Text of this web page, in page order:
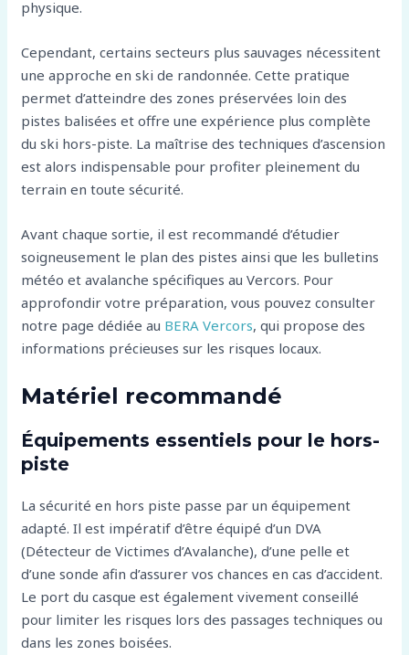
physique.
Cependant, certains secteurs plus sauvages nécessitent
une approche en ski de randonnée. Cette pratique
permet d’atteindre des zones préservées loin des
pistes balisées et offre une expérience plus complète
du ski hors-piste. La maîtrise des techniques d’ascension
est alors indispensable pour profiter pleinement du
terrain en toute sécurité.
Avant chaque sortie, il est recommandé d’étudier
soigneusement le plan des pistes ainsi que les bulletins
météo et avalanche spécifiques au Vercors. Pour
approfondir votre préparation, vous pouvez consulter
notre page dédiée au BERA Vercors, qui propose des
informations précieuses sur les risques locaux.
Matériel recommandé
Équipements essentiels pour le hors-
piste
La sécurité en hors piste passe par un équipement
adapté. Il est impératif d’être équipé d’un DVA
(Détecteur de Victimes d’Avalanche), d’une pelle et
d’une sonde afin d’assurer vos chances en cas d’accident.
Le port du casque est également vivement conseillé
pour limiter les risques lors des passages techniques ou
dans les zones boisées.